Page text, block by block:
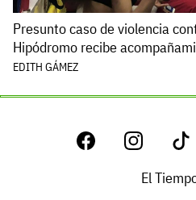
Presunto caso de violencia
Hipódromo recibe
EDITH GÁMEZ
El